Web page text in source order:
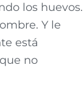
los huevos.
Y le
está
no